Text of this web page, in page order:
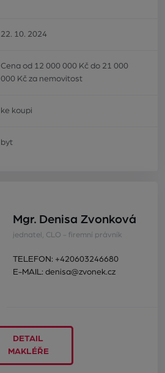
22. 10. 2024
Cena od 12 000 000 Kč do 21 000
000 Kč za nemovitost
ke koupi
byt
Mgr. Denisa Zvonková
jednatel, CLO - firemní právník
TELEFON: +420603246680
E-MAIL: denisa@zvonek.cz
DETAIL
MAKLÉŘE